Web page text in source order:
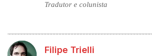
Tradutor e colunista
Filipe Trielli